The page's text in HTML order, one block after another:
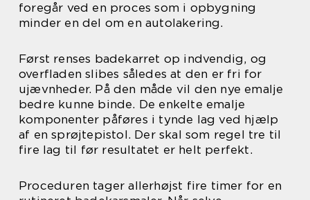
foregår ved en proces som i opbygning
minder en del om en autolakering.
Først renses badekarret op indvendig, og
overfladen slibes således at den er fri for
ujævnheder. På den måde vil den nye emalje
bedre kunne binde. De enkelte emalje
komponenter påføres i tynde lag ved hjælp
af en sprøjtepistol. Der skal som regel tre til
fire lag til før resultatet er helt perfekt.
Proceduren tager allerhøjst fire timer for en